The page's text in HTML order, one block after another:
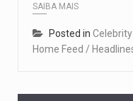
SAIBA MAIS
Posted in Celebrity
Home Feed /